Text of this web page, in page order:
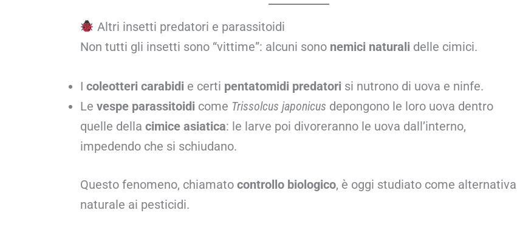
Altri insetti predatori e parassitoidi
Non tutti gli insetti sono “vittime”: alcuni sono nemici naturali delle cimici.
I coleotteri carabidi e certi pentatomidi predatori si nutrono di uova e ninfe.
Le vespe parassitoidi come Trissolcus japonicus depongono le loro uova dentro
quelle della cimice asiatica: le larve poi divoreranno le uova dall’interno,
impedendo che si schiudano.
Questo fenomeno, chiamato controllo biologico, è oggi studiato come alternativa
naturale ai pesticidi.